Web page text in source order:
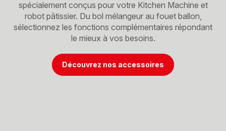
spécialement conçus pour votre Kitchen Machine et
robot pâtissier. Du bol mélangeur au fouet ballon,
sélectionnez les fonctions complémentaires répondant
le mieux à vos besoins.
Découvrez nos accessoires